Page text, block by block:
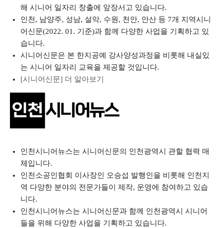
해 시니어 일자리 창출에 앞장서고 있습니다.
인천, 남양주, 성남, 설악, 수원, 천안, 안산 등 7개 지역시니
어신문(2022. 01. 기준)과 함께 다양한 사업을 기획하고 있
습니다.
시니어신문은 본 한지공예 강사양성과정을 비롯해 내실있
는 시니어 일자리 교육을 제공할 것입니다.
[시니어신문] 더 알아보기
인천시니어뉴스는 시니어신문의 인천광역시 관할 협력 매
체입니다.
인천소공인협회 이사장인 오승섭 발행인을 비롯해 인천지
역 다양한 분야의 전문가들이 제작, 운영에 참여하고 있습
니다.
인천시니어뉴스는 시니어신문과 함께 인천광역시 시니어
들을 위해 다양한 사업을 기획하고 있습니다.